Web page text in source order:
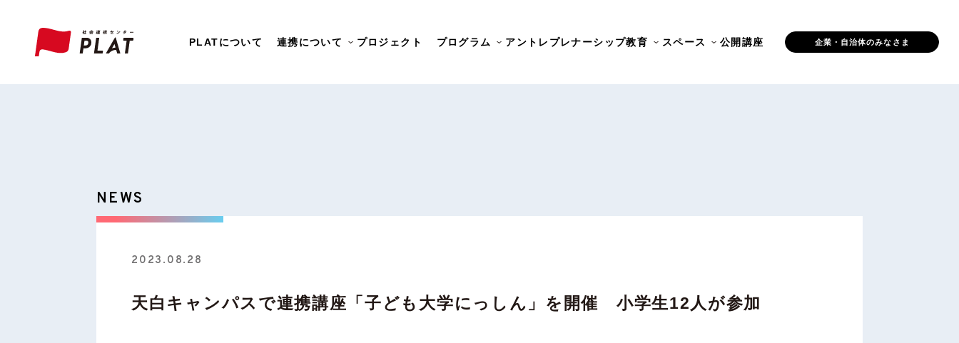
PLATについて 連携について プロジェクト プログラム アントレプレナーシップ教育 スペース 公開講座 企業・自治体のみなさま
NEWS
2023.08.28
天白キャンパスで連携講座「子ども大学にっしん」を開催 小学生12人が参加